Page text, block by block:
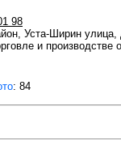
98
Уста-Ширин улица,
и
: 84